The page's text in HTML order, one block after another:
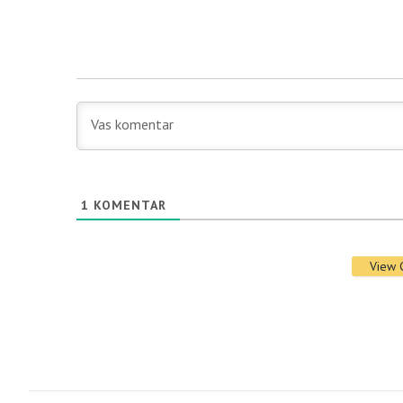
1 KOMENTAR
View